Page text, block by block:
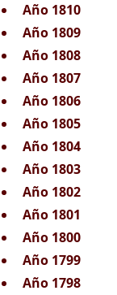
Año 1810
Año 1809
Año 1808
Año 1807
Año 1806
Año 1805
Año 1804
Año 1803
Año 1802
Año 1801
Año 1800
Año 1799
Año 1798